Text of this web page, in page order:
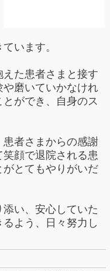
います。
た患者さまと接す
や磨いていかなけれ
ができ、自身のス
者さまからの感謝
笑顔で退院される患
がとてもやりがいだ
い、安心していた
よう、日々努力し